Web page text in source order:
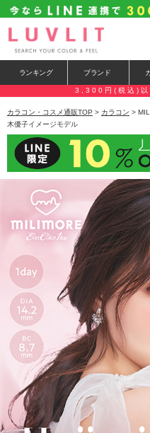
ランキング ブランド
3,300円(税込)以
カラコン・コスメ通販TOP > カラコン >
木優子イメージモデル